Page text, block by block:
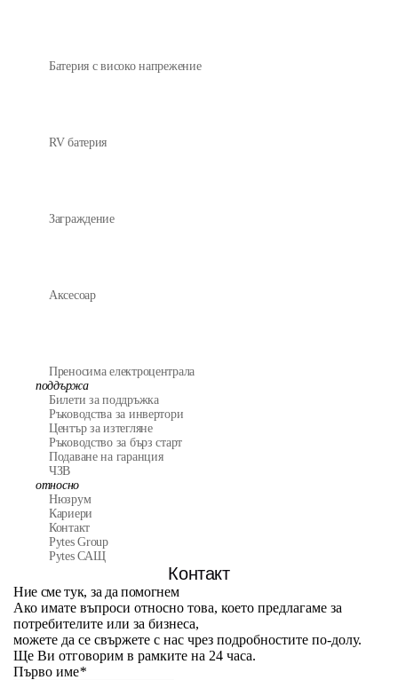
Батерия с високо напрежение
RV батерия
Заграждение
Аксесоар
Преносима електроцентрала
поддържа
Билети за поддръжка
Ръководства за инвертори
Център за изтегляне
Ръководство за бърз старт
Подаване на гаранция
ЧЗВ
относно
Нюзрум
Кариери
Контакт
Pytes Group
Pytes САЩ
Контакт
Ние сме тук, за да помогнем
Ако имате въпроси относно това, което предлагаме за
потребителите или за бизнеса,
можете да се свържете с нас чрез подробностите по-долу.
Ще Ви отговорим в рамките на 24 часа.
Първо име*